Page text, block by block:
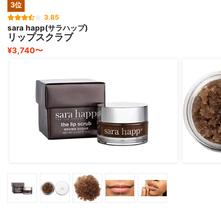
3位
3.85
sara happ(サラハップ)
リップスクラブ
¥3,740〜